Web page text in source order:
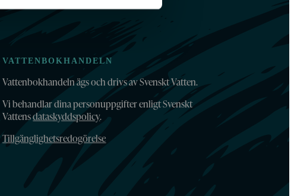
VATTENBOKHANDELN
Vattenbokhandeln ägs och drivs av Svenskt Vatten.
Vi behandlar dina personuppgifter enligt Svenskt
Vattensdataskyddspolicy.
Tillgänglighetsredogörelse